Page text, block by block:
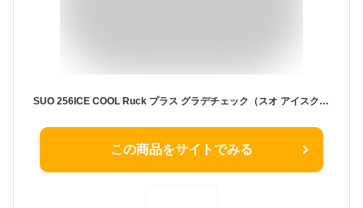
SUO 256ICE COOL Ruck プラス グラデチェック（スオ アイスクール リュック 背中 ひんやり 熱中症対策 暑さ対策 炎天下 ランドセル 登下校 通勤 アウトドア クール ユニセックス）【メール便送料無料】【海外×】
この商品をサイトでみる